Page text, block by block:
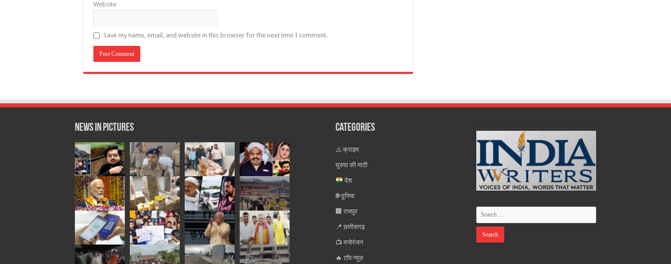
Website
Save my name, email, and website in this browser for the next time I comment.
News in Pictures Categories
⚠️ क्राइम
घुरुवा की माटी
देश
🌐 दुनिया
🏢 रायपुर
📍 छत्तीसगढ़
📺 मनोरंजन
🔥 टॉप न्यूज़